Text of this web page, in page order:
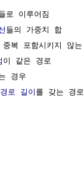
로 이루어짐
들의 가중치 합
중복 포함시키지 않
이 같은 경로
경우
로 길이 를 갖는 경로